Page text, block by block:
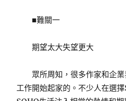
■難關一
期望太大失望更大
眾所周知，很多作家和企業
工作開始起家的。不少人在選